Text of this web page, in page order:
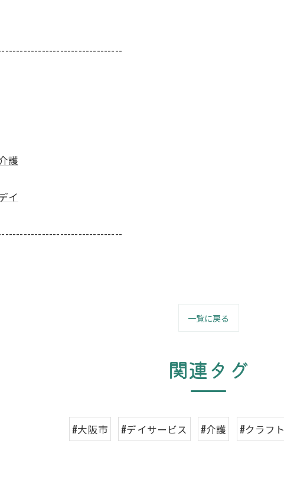
護
イ
一覧に戻る
関連タグ
#大阪市 #デイサービス #介護 #クラフト